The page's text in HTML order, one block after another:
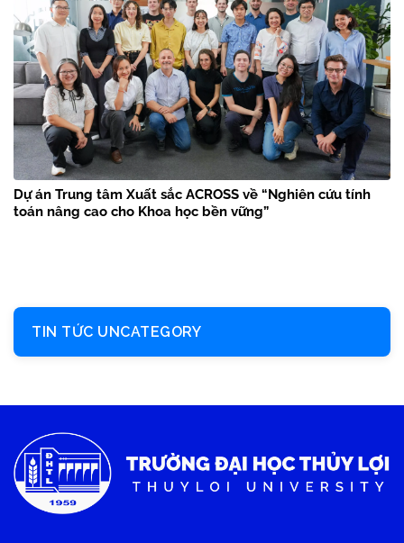
Dự án Trung tâm Xuất sắc ACROSS về “Nghiên cứu tính
toán nâng cao cho Khoa học bền vững”
TIN TỨC UNCATEGORY